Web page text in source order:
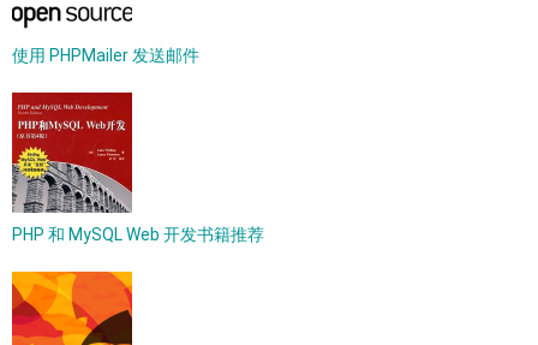
使用 PHPMailer 发送邮件
PHP 和 MySQL Web 开发书籍推荐